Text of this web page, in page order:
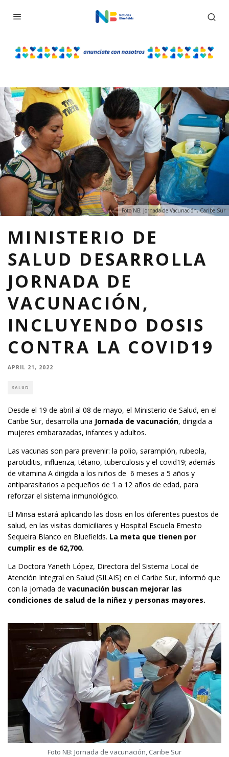
Foto NB: Jornada de Vacunación, Caribe Sur
MINISTERIO DE
SALUD DESARROLLA
JORNADA DE
VACUNACIÓN,
INCLUYENDO DOSIS
CONTRA LA COVID19
APRIL 21, 2022
SALUD
Desde el 19 de abril al 08 de mayo, el Ministerio de Salud, en el
Caribe Sur, desarrolla una Jornada de vacunación, dirigida a
mujeres embarazadas, infantes y adultos.
Las vacunas son para prevenir: la polio, sarampión, rubeola,
parotiditis, influenza, tétano, tuberculosis y el covid19; además
de vitamina A dirigida a los niños de 6 meses a 5 años y
antiparasitarios a pequeños de 1 a 12 años de edad, para
reforzar el sistema inmunológico.
El Minsa estará aplicando las dosis en los diferentes puestos de
salud, en las visitas domiciliares y Hospital Escuela Ernesto
Sequeira Blanco en Bluefields. La meta que tienen por
cumplir es de 62,700.
La Doctora Yaneth López, Directora del Sistema Local de
Atención Integral en Salud (SILAIS) en el Caribe Sur, informó que
con la jornada de vacunación buscan mejorar las
condiciones de salud de la niñez y personas mayores.
Foto NB: Jornada de vacunación, Caribe Sur